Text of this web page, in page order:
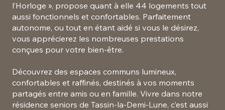
l’Horloge », propose quant à elle 44 logements tout
aussi fonctionnels et confortables. Parfaitement
autonome, ou tout en étant aidé si vous le désirez,
vous apprécierez les nombreuses prestations
conçues pour votre bien-être.
Découvrez des espaces communs lumineux,
confortables et raffinés, destinés à vos moments
partagés entre amis ou en famille. Vivre dans notre
résidence seniors de Tassin-la-Demi-Lune, c’est aussi